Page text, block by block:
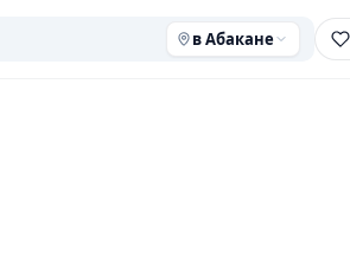
в Абакане